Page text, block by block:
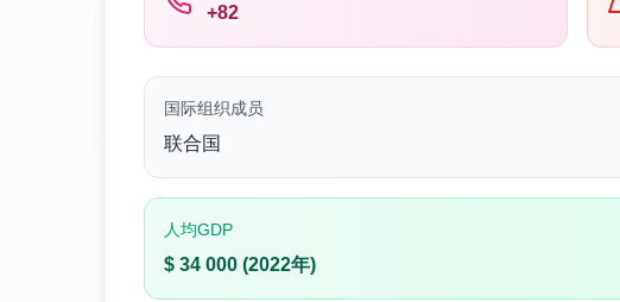
+82
国际组织成员
联合国
人均GDP
$ 34 000 (2022年)